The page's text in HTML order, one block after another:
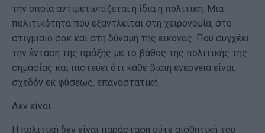
την οποία αντιμετωπίζεται η ίδια η πολιτική. Μια
πολιτικότητα που εξαντλείται στη χειρονομία, στο
στιγμιαίο σοκ και στη δύναμη της εικόνας. Που συγχέει
την ένταση της πράξης με το βάθος της πολιτικής της
σημασίας και πιστεύει ότι κάθε βίαιη ενέργεια είναι,
σχεδόν εκ φύσεως, επαναστατική.
Δεν είναι.
Η πολιτική δεν είναι παράσταση ούτε αισθητική του